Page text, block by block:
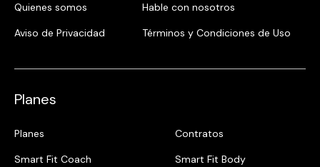
Quienes somos
Hable con nosotros
Aviso de Privacidad
Términos y Condiciones de Uso
Planes
Planes
Contratos
Smart Fit Coach
Smart Fit Body